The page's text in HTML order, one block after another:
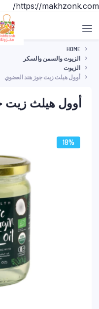
https://makhzonk.com/
HOME
الزيوت والسمن والسكر
الزيوت
أوول هيلث زيت جوز هند العضوي
أوول هيلث زيت
18%